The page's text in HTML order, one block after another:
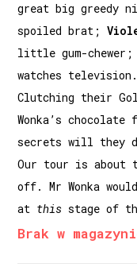
great big greedy
spoiled brat;
little gum-chewer;
watches television.
Clutching their
Wonka’s
secrets will they
Our tour is about
off. Mr Wonka
at this stage of
Brak w